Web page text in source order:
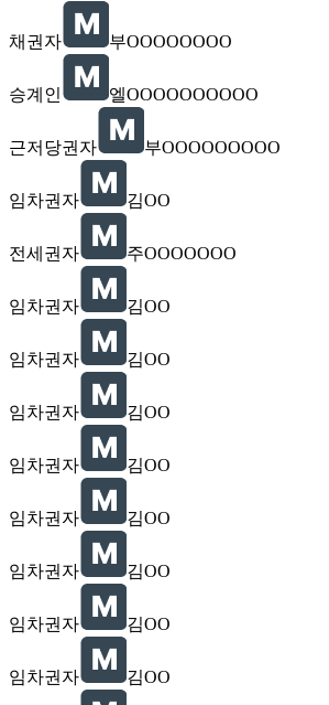
채권자 부OOOOOOOO
승계인 엘OOOOOOOOOO
근저당권자 부OOOOOOOOO
임차권자 김OO
전세권자 주OOOOOOO
임차권자 김OO
임차권자 김OO
임차권자 김OO
임차권자 김OO
임차권자 김OO
임차권자 김OO
임차권자 김OO
임차권자 김OO